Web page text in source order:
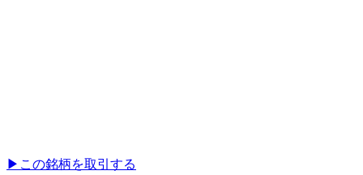
▶︎ この銘柄を取引する